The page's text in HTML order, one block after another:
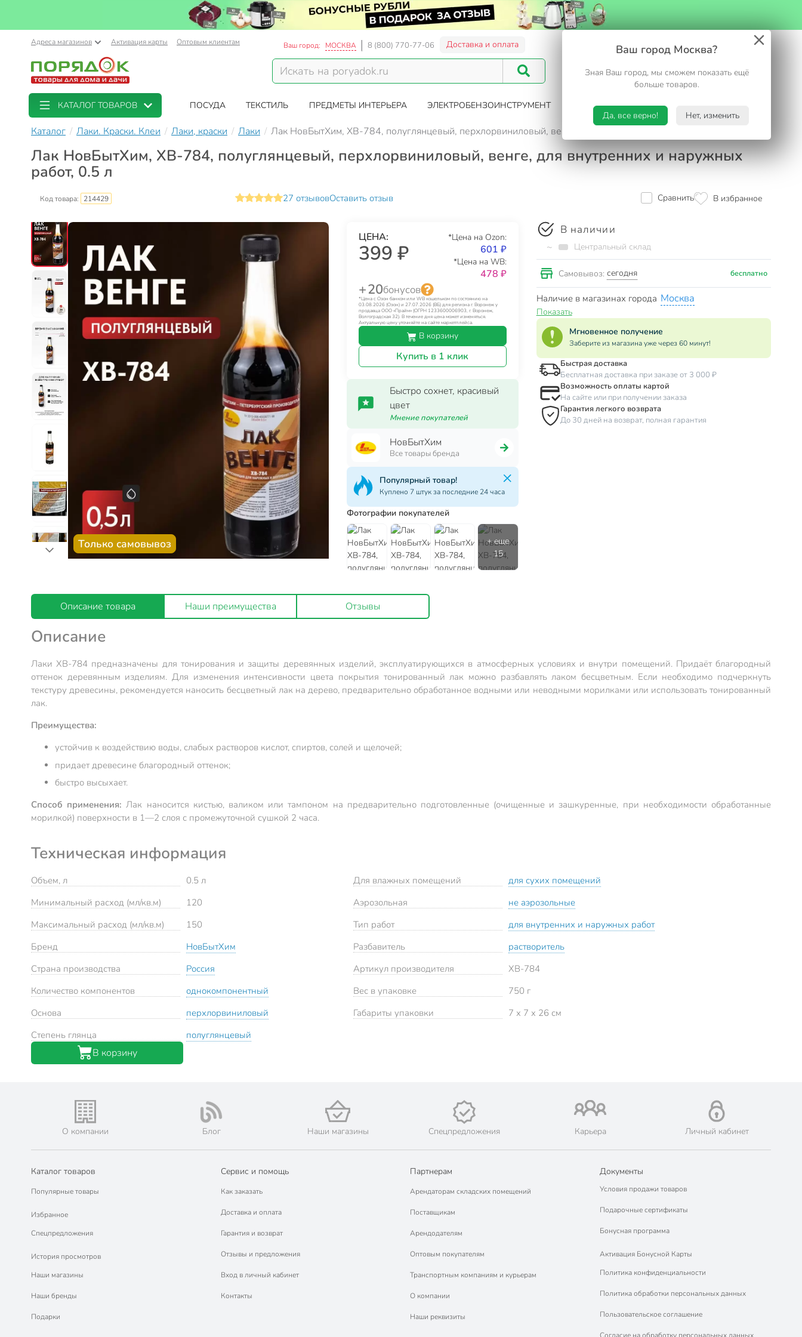
Ваш город Москва?
Зная Ваш город, мы сможем показать ещё
больше товаров.
Да, все верно! Нет, изменить
Адреса магазинов Активация карты Оптовым клиентам Ваш город: МОСКВА 8 (800) 770-77-06 Доставка и оплата
Корзина
КАТАЛОГ ТОВАРОВ ПОСУДА ТЕКСТИЛЬ ПРЕДМЕТЫ ИНТЕРЬЕРА ЭЛЕКТРОБЕНЗОИНСТРУМЕНТ САД И ОГОРОД ТУРИЗМ. ОТДЫХ НА ДАЧЕ
Каталог Лаки. Краски. Клеи Лаки, краски Лаки Лак НовБытХим, ХВ-784, полуглянцевый, перхлорвиниловый, венге, для внутренних и наружных работ, 0.5 л
Лак НовБытХим, ХВ-784, полуглянцевый, перхлорвиниловый, венге, для внутренних и наружных
работ, 0.5 л
Код товара: 214429 27 отзывовОставить отзыв Сравнить В избранное
Только самовывоз
ЦЕНА:
399 ₽
*Цена на Ozon:
601 ₽
*Цена на WB:
478 ₽
+ 20бонусов
*Цена с Озон банком или WB кошельком по состоянию на
03.08.2026 (Озон) и 27.07.2026 (ВБ) для региона г. Воронеж у
продавца ООО «Прайм» (ОГРН 1233600006903, г. Воронеж,
Волгоградская 32). В течение дня цена может изменяться.
Актуальную цену уточняйте на сайте маркетплейса.
В корзину
Купить в 1 клик
Быстро сохнет, красивый
цвет
Мнение покупателей
НовБытХим
Все товары бренда
Популярный товар!
Куплено 7 штук за последние 24 часа
Фотографии покупателей
В наличии
~ Центральный склад
Самовывоз: сегодня бесплатно
Наличие в магазинах города Москва
Показать
Мгновенное получение
Заберите из магазина уже через 60 минут!
Быстрая доставка
Бесплатная доставка при заказе от 3 000 ₽
Возможность оплаты картой
На сайте или при получении заказа
Гарантия легкого возврата
До 30 дней на возврат, полная гарантия
Описание товара Наши преимущества Отзывы
Описание
Лаки ХВ-784 предназначены для тонирования и защиты деревянных изделий, эксплуатирующихся в атмосферных условиях и внутри помещений. Придаёт благородный
оттенок деревянным изделиям. Для изменения интенсивности цвета покрытия тонированный лак можно разбавлять лаком бесцветным. Если необходимо подчеркнуть
текстуру древесины, рекомендуется наносить бесцветный лак на дерево, предварительно обработанное водными или неводными морилками или использовать тонированный
лак.
Преимущества:
устойчив к воздействию воды, слабых растворов кислот, спиртов, солей и щелочей;
придает древесине благородный оттенок;
быстро высыхает.
Способ применения:Лак наносится кистью, валиком или тампоном на предварительно подготовленные (очищенные и зашкуренные, при необходимости обработанные
морилкой) поверхности в 1—2 слоя с промежуточной сушкой 2 часа.
Техническая информация
Объем, л
0.5 л
Минимальный расход (мл/кв.м)
120
Максимальный расход (мл/кв.м)
150
Бренд
НовБытХим
Страна производства
Россия
Количество компонентов
однокомпонентный
Основа
перхлорвиниловый
Степень глянца
полуглянцевый
Для влажных помещений
для сухих помещений
Аэрозольная
не аэрозольные
Тип работ
для внутренних и наружных работ
Разбавитель
растворитель
Артикул производителя
ХВ-784
Вес в упаковке
750 г
Габариты упаковки
7 x 7 x 26 см
В корзину
О компании Блог Наши магазины Спецпредложения Карьера Личный кабинет
Каталог товаров
Популярные товары
Избранное
Спецпредложения
История просмотров
Наши магазины
Наши бренды
Подарки
Сервис и помощь
Как заказать
Доставка и оплата
Гарантия и возврат
Отзывы и предложения
Вход в личный кабинет
Контакты
Партнерам
Арендаторам складских помещений
Поставщикам
Арендодателям
Оптовым покупателям
Транспортным компаниям и курьерам
О компании
Наши реквизиты
Документы
Условия продажи товаров
Подарочные сертификаты
Бонусная программа
Активация Бонусной Карты
Политика конфиденциальности
Политика обработки персональных данных
Пользовательское соглашение